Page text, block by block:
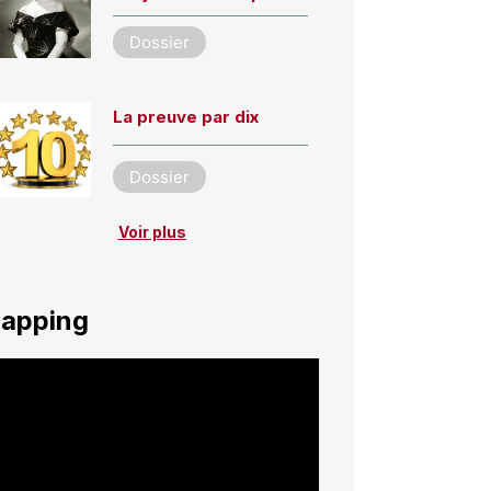
Dossier
La preuve par dix
Dossier
Voir plus